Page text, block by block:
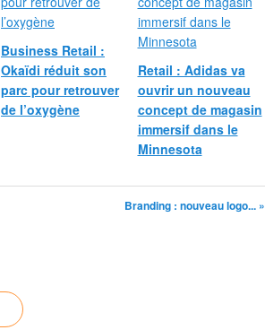
Business Retail :
Okaïdi réduit son
parc pour retrouver
de l’oxygène
Retail : Adidas va
ouvrir un nouveau
concept de magasin
immersif dans le
Minnesota
Branding : nouveau logo... »